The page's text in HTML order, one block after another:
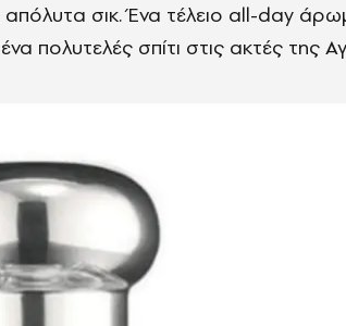
απόλυτα σικ. Ένα τέλειο all-day
πολυτελές σπίτι στις ακτές της